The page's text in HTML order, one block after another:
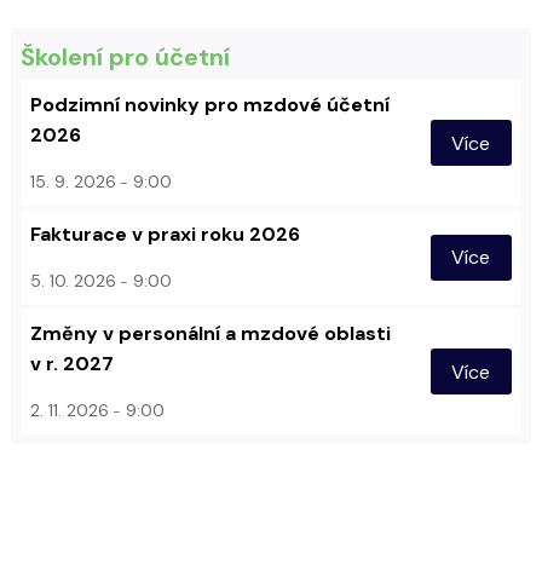
Školení pro účetní
Podzimní novinky pro mzdové účetní
2026
15. 9. 2026 9:00
Více
Fakturace v praxi roku 2026
5. 10. 2026 9:00
Více
Změny v personální a mzdové oblasti
v r. 2027
2. 11. 2026 9:00
Více